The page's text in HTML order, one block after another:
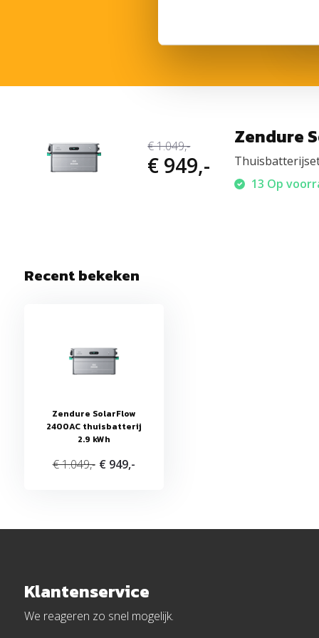
Voordelen:
Dan kun je deze direct koppelen aan de SolarFlow 2400
✔ Ideaal voor bestaande zonnepaneelinstallaties
✔ Geen complexe aanpassingen nodig
✔ Maximale opbrengst uit je huidige systeem
Verlichting
€ 1.049,-
€ 949,-
Zendure
13 Op
Recent bekeken
Zendure SolarFlow
2400AC thuisbatterij
2.9 kWh
€ 1.049,- € 949,-
Klantenservice
We reageren zo snel mogelijk.